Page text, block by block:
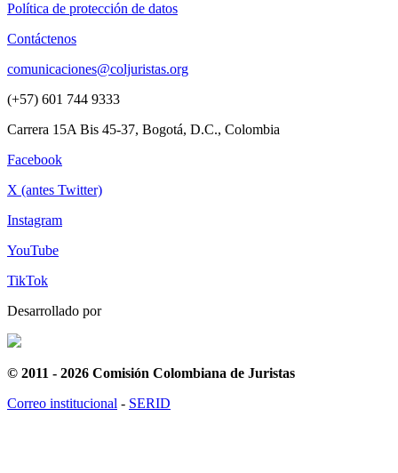
Política de protección de datos
Contáctenos
comunicaciones@coljuristas.org
(+57) 601 744 9333
Carrera 15A Bis 45-37, Bogotá, D.C., Colombia
Facebook
X (antes Twitter)
Instagram
YouTube
TikTok
Desarrollado por
© 2011 - 2026 Comisión Colombiana de Juristas
Correo institucional - SERID